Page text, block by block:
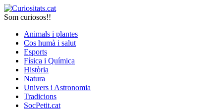
Som curiosos!!
Animals i plantes
Cos humà i salut
Esports
Física i Química
Història
Natura
Univers i Astronomia
Tradicions
SocPetit.cat